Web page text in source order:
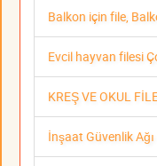
Balkon için file,
Evcil hayvan filesi
KREŞ VE OKUL
İnşaat Güvenlik